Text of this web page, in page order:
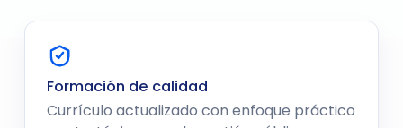
Formación de calidad
Currículo actualizado con enfoque práctico